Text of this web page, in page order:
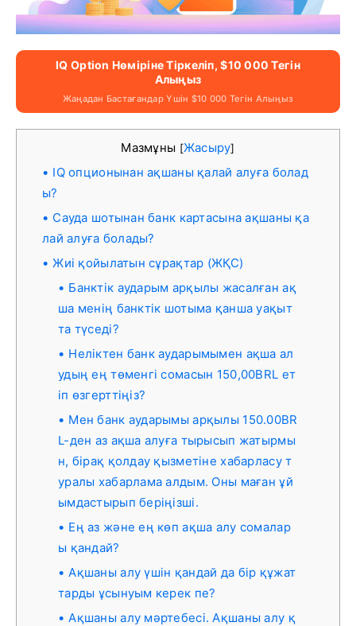
IQ Option Нөміріне Тіркеліп, $10 000 Тегін
Алыңыз
Жаңадан Бастағандар Үшін $10 000 Тегін Алыңыз
Мазмұны [Жасыру]
IQ опционынан ақшаны қалай алуға болад
ы?
Сауда шотынан банк картасына ақшаны қа
лай алуға болады?
Жиі қойылатын сұрақтар (ЖҚС)
Банктік аударым арқылы жасалған ақ
ша менің банктік шотыма қанша уақыт
та түседі?
Неліктен банк аударымымен ақша ал
удың ең төменгі сомасын 150,00BRL ет
іп өзгерттіңіз?
Мен банк аударымы арқылы 150.00BR
L-ден аз ақша алуға тырысып жатырмы
н, бірақ қолдау қызметіне хабарласу т
уралы хабарлама алдым. Оны маған ұй
ымдастырып беріңізші.
Ең аз және ең көп ақша алу сомалар
ы қандай?
Ақшаны алу үшін қандай да бір құжат
тарды ұсынуым керек пе?
Ақшаны алу мәртебесі. Ақшаны алу қ